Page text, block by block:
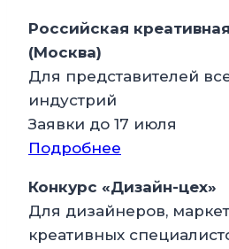
Российская
(Москва)
Для представителей
индустрий
Заявки до 17 июля
Подробнее
Конкурс «Дизайн-цех»
Для дизайнеров,
креативных